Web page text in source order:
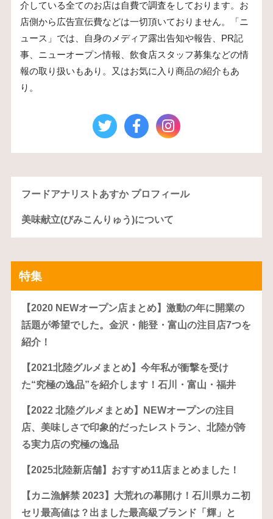
介している全てのお店は自費で調査をしております。お
店側から広告宣伝費などは一切頂いておりません。「ニ
ュース」では、自身のメディア露出告知や報告、PR記
事、ニューオープン情報、飲食店スタッフ募集などの情
報の取り扱いもあり。又はお気に入り商品の紹介もあ
り。
フードアナリストあすか プロフィール
美味献立(びみこんりゅう)について
特集
【2020 NEWオープン店まとめ】激動の年に開業の
話題が希望でした。金沢・能登・富山の注目店7つを
紹介！
【2021北陸グルメまとめ】今年私が衝撃を受け
た“究極の逸品”を紹介します！石川・富山・福井
【2022 北陸グルメまとめ】NEWオープンの注目
店、美味しさで印象的だったレストラン、北陸が誇
る実力店の究極の逸品
【2025北陸新店舗】おすすめ11店まとめました！
【カニ漁解禁 2023】大荒れの幕開け！石川県カニ初
セリ最高値は？出ました最高級ブランド「輝」と